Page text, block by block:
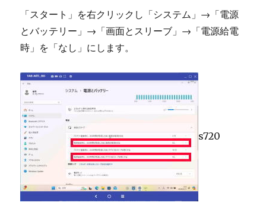
「スタート」を右クリックし「システム」→「電源
とバッテリー」→「画面とスリーブ」→「電源給電
時」を「なし」にします。
s720